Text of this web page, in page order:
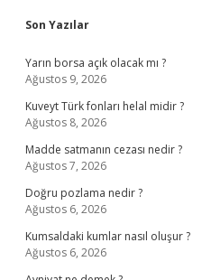
Sidebar
Son Yazılar
Yarın borsa açık olacak mı ?
Ağustos 9, 2026
Kuveyt Türk fonları helal midir ?
Ağustos 8, 2026
Madde satmanın cezası nedir ?
Ağustos 7, 2026
Doğru pozlama nedir ?
Ağustos 6, 2026
Kumsaldaki kumlar nasıl oluşur ?
Ağustos 6, 2026